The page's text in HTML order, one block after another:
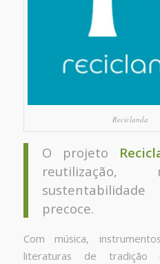
Reciclanda
O projeto
reutilização,
precoce.
Com música,
literaturas de